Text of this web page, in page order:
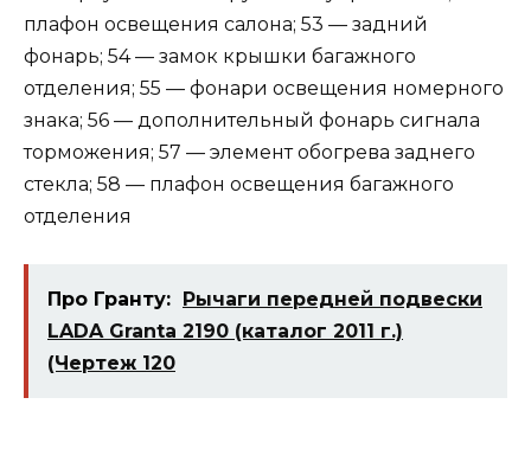
плафон освещения салона; 53 — задний
фонарь; 54 — замок крышки багажного
отделения; 55 — фонари освещения номерного
знака; 56 — дополнительный фонарь сигнала
торможения; 57 — элемент обогрева заднего
стекла; 58 — плафон освещения багажного
отделения
Про Гранту: Рычаги передней подвески
LADA Granta 2190 (каталог 2011 г.)
(Чертеж 120